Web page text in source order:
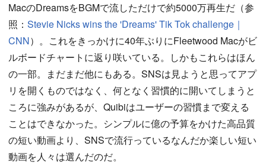
MacのDreamsをBGMで流しただけで約5000万再生だ（参
照： Stevie Nicks wins the 'Dreams' Tik Tok challenge｜
CNN）。これをきっかけに40年ぶりにFleetwood Macがビ
ルボードチャートに返り咲いている。しかもこれらはほん
の一部。まだまだ他にもある。SNSは見ようと思ってアプ
リを開くものではなく、何となく習慣的に開いてしまうと
ころに強みがあるが、Quibiはユーザーの習慣まで変える
ことはできなかった。シンプルに億の予算をかけた高品質
の短い動画より、SNSで流行っているなんだか楽しい短い
動画を人々は選んだのだ。